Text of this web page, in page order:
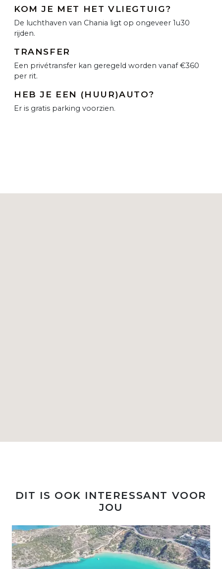
KOM JE MET HET VLIEGTUIG?
De luchthaven van Chania ligt op ongeveer 1u30
rijden.
TRANSFER
Een privétransfer kan geregeld worden vanaf €360
per rit.
HEB JE EEN (HUUR)AUTO?
Er is gratis parking voorzien.
DIT IS OOK INTERESSANT VOOR
JOU